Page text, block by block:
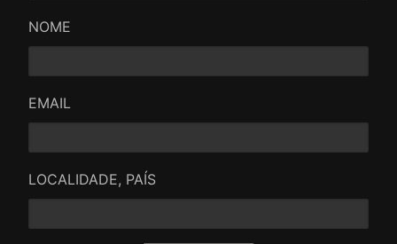
NOME
EMAIL
LOCALIDADE, PAÍS